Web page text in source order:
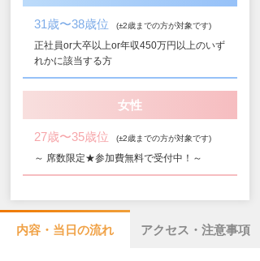
31歳〜38歳位 (±2歳までの方が対象です)
正社員or大卒以上or年収450万円以上のいず
れかに該当する方
女性
27歳〜35歳位 (±2歳までの方が対象です)
～ 席数限定★参加費無料で受付中！～
内容・当日の流れ アクセス・注意事項